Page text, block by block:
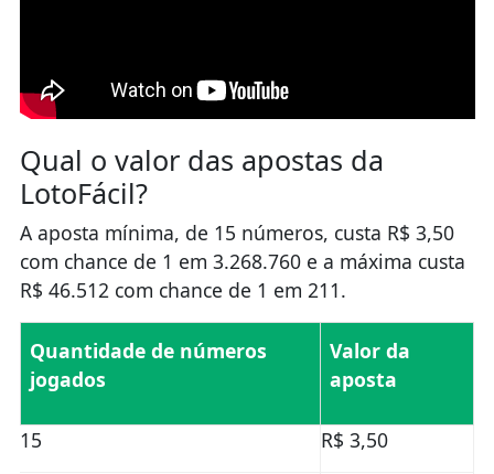
Qual o valor das apostas da
LotoFácil?
A aposta mínima, de 15 números, custa R$ 3,50
com chance de 1 em 3.268.760 e a máxima custa
R$ 46.512 com chance de 1 em 211.
Quantidade de números
jogados
Valor da
aposta
15
R$ 3,50